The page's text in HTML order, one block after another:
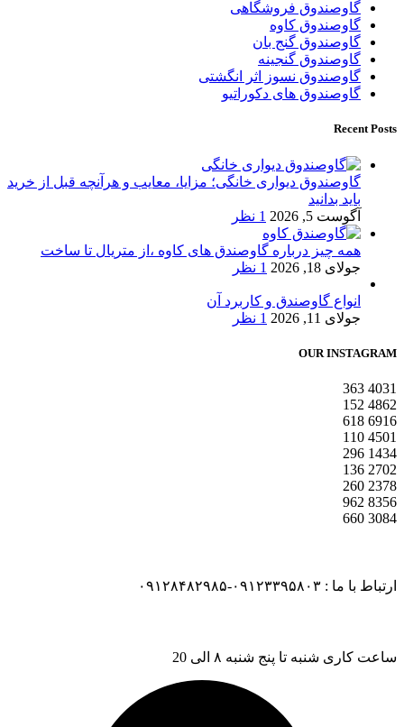
گاوصندوق فروشگاهی
گاوصندوق کاوه
گاوصندوق گنج بان
گاوصندوق گنجینه
گاوصندوق نسوز اثر انگشتی
گاوصندوق های دکوراتیو
Recent Posts
گاوصندوق دیواری خانگی؛ مزایا، معایب و هرآنچه قبل از خرید
باید بدانید
آگوست 5, 2026
1 نظر
همه چیز درباره گاوصندق های کاوه ،از متریال تا ساخت
جولای 18, 2026
1 نظر
انواع گاوصندق و کاربرد آن
جولای 11, 2026
1 نظر
OUR INSTAGRAM
4031
363
4862
152
6916
618
4501
110
1434
296
2702
136
2378
260
8356
962
3084
660
ارتباط با ما : ۰۹۱۲۳۳۹۵۸۰۳-۰۹۱۲۸۴۸۲۹۸۵
ساعت کاری شنبه تا پنج شنبه ۸ الی 20